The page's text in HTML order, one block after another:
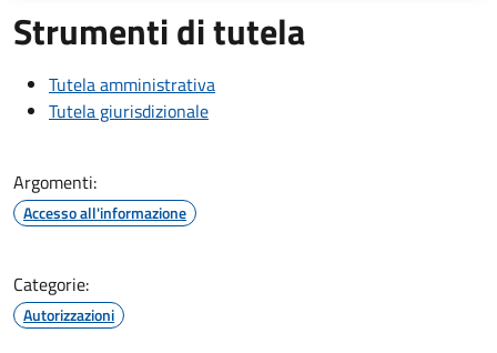
Strumenti di tutela
Tutela amministrativa
Tutela giurisdizionale
Argomenti:
Accesso all'informazione
Categorie:
Autorizzazioni